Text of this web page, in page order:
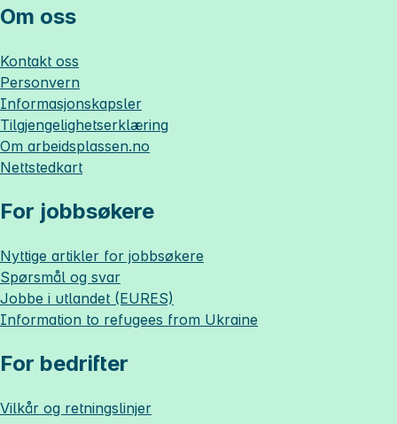
Om oss
Kontakt oss
Personvern
Informasjonskapsler
Tilgjengelighetserklæring
Om arbeidsplassen.no
Nettstedkart
For jobbsøkere
Nyttige artikler for jobbsøkere
Spørsmål og svar
Jobbe i utlandet (EURES)
Information to refugees from Ukraine
For bedrifter
Vilkår og retningslinjer